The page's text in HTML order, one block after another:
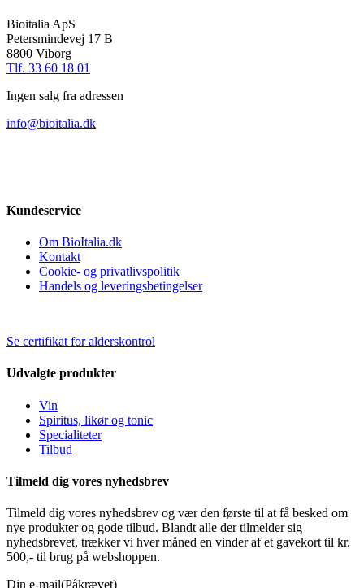
Bioitalia ApS
Petersmindevej 17 B
8800 Viborg
Tlf. 33 60 18 01
Ingen salg fra adressen
info@bioitalia.dk
Kundeservice
Om BioItalia.dk
Kontakt
Cookie- og privatlivspolitik
Handels og leveringsbetingelser
Se certifikat for alderskontrol
Udvalgte produkter
Vin
Spiritus, likør og tonic
Specialiteter
Tilbud
Tilmeld dig vores nyhedsbrev
Tilmeld dig vores nyhedsbrev og vær den første til at få besked om
nye produkter og gode tilbud. Blandt alle der tilmelder sig
nyhedsbrevet, trækker vi hver måned en vinder af et gavekort til kr.
500,- til brug på webshoppen.
Din e-mail(Påkrævet)